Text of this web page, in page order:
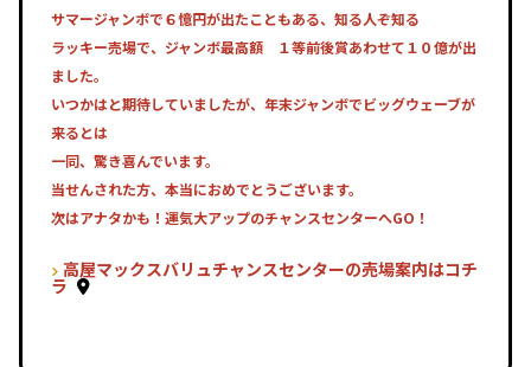
サマージャンボで６憶円が出たこともある、知る人ぞ知る
ラッキー売場で、ジャンボ最高額 １等前後賞あわせて１０億が出
ました。
いつかはと期待していましたが、年末ジャンボでビッグウェーブが
来るとは
一同、驚き喜んでいます。
当せんされた方、本当におめでとうございます。
次はアナタかも！運気大アップのチャンスセンターへGO！
高屋マックスバリュチャンスセンターの売場案内はコチ
ラ